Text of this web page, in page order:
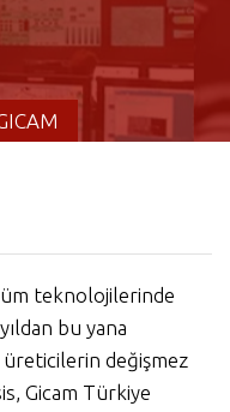
teknolojilerinde
bu yana
üreticilerin değişmez
Gicam Türkiye